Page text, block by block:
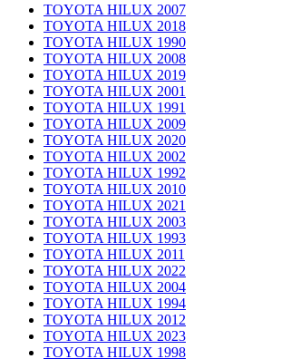
TOYOTA HILUX 2007
TOYOTA HILUX 2018
TOYOTA HILUX 1990
TOYOTA HILUX 2008
TOYOTA HILUX 2019
TOYOTA HILUX 2001
TOYOTA HILUX 1991
TOYOTA HILUX 2009
TOYOTA HILUX 2020
TOYOTA HILUX 2002
TOYOTA HILUX 1992
TOYOTA HILUX 2010
TOYOTA HILUX 2021
TOYOTA HILUX 2003
TOYOTA HILUX 1993
TOYOTA HILUX 2011
TOYOTA HILUX 2022
TOYOTA HILUX 2004
TOYOTA HILUX 1994
TOYOTA HILUX 2012
TOYOTA HILUX 2023
TOYOTA HILUX 1998